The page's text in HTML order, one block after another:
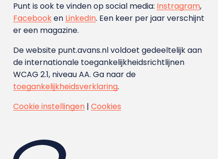
Punt is ook te vinden op social media: Instragram,
Facebooken LinkedIn. Een keer per jaar verschijnt
er een magazine.
De website punt.avans.nl voldoet gedeeltelijk aan
de internationale toegankelijkheidsrichtlijnen
WCAG 2.1, niveau AA. Ga naar de
toegankelijkheidsverklaring.
Cookie instellingen| Cookies